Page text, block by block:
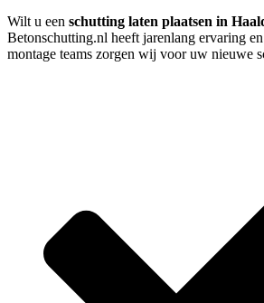
Wilt u een schutting laten plaatsen in
Betonschutting.nl heeft jarenlang ervaring
montage teams zorgen wij voor uw nieuwe